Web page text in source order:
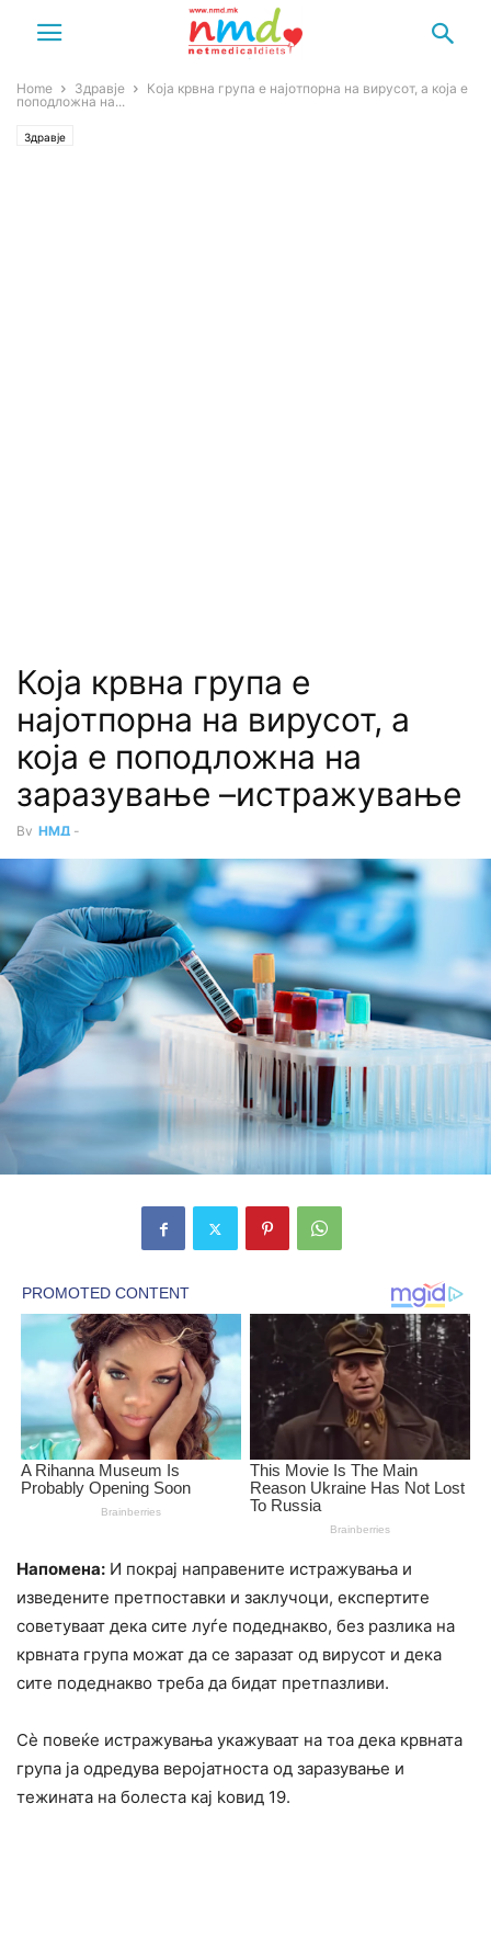
Home Здравје
Која крвна група е најотпорна на вирусот, а која е
поподложна на...
Здравје
Која крвна група е
најотпорна на вирусот, а
која е поподложна на
заразување –истражување
By НМД -
Напомена: И покрај направените истражувања и
изведените претпоставки и заклучоци, експертите
советуваат дека сите луѓе подеднакво, без разлика на
крвната група можат да се заразат од вирусот и дека
сите подеднакво треба да бидат претпазливи.
Сè повеќе истражувања укажуваат на тоа дека крвната
група ја одредува веројатноста од заразување и
тежината на болеста кај koвид 19.